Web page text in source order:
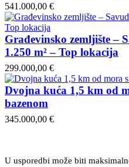
541.000,00 €
Građevinsko zemljište –
1.250 m² – Top lokacija
299.000,00 €
Dvojna kuća 1,5 km od
bazenom
345.000,00 €
U usporedbi može biti